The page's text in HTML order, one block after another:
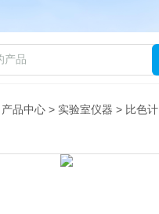
产品中心 > 实验室仪器 > 比色计